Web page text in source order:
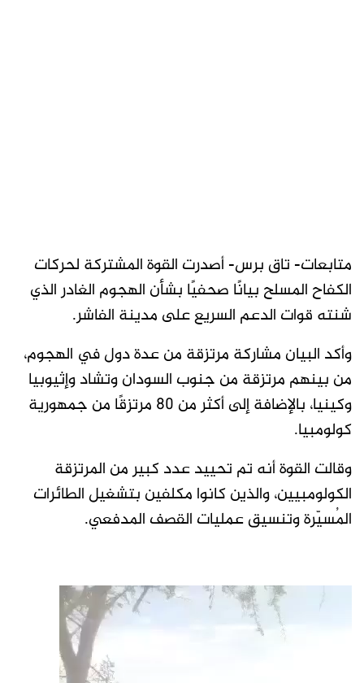
متابعات- تاق برس- أصدرت القوة المشتركة لحركات
الكفاح المسلح بيانًا صحفيًا بشأن الهجوم الغادر الذي
شنته قوات الدعم السريع على مدينة الفاشر.
وأكد البيان مشاركة مرتزقة من عدة دول في الهجوم،
من بينهم مرتزقة من جنوب السودان وتشاد وإثيوبيا
وكينيا، بالإضافة إلى أكثر من 80 مرتزقًا من جمهورية
كولومبيا.
وقالت القوة أنه تم تحييد عدد كبير من المرتزقة
الكولومبيين، والذين كانوا مكلفين بتشغيل الطائرات
المُسيّرة وتنسيق عمليات القصف المدفعي.